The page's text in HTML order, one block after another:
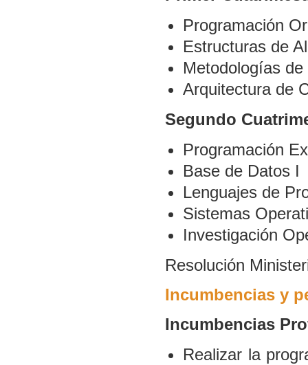
Programación
Estructuras de
Metodologías
Arquitectura de
Segundo
Programación
Base de Datos I
Lenguajes de
Sistemas
Investigación
Resolución
Incumbencias y
Incumbencias
Realizar la